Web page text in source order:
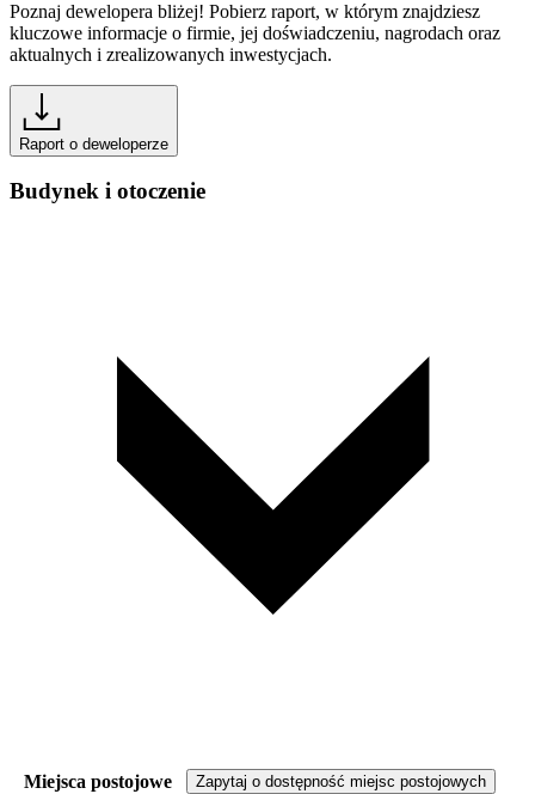
Poznaj dewelopera bliżej! Pobierz raport, w którym znajdziesz
kluczowe informacje o firmie, jej doświadczeniu, nagrodach oraz
aktualnych i zrealizowanych inwestycjach.
Raport o deweloperze
Budynek i otoczenie
Miejsca postojowe Zapytaj o dostępność miejsc postojowych